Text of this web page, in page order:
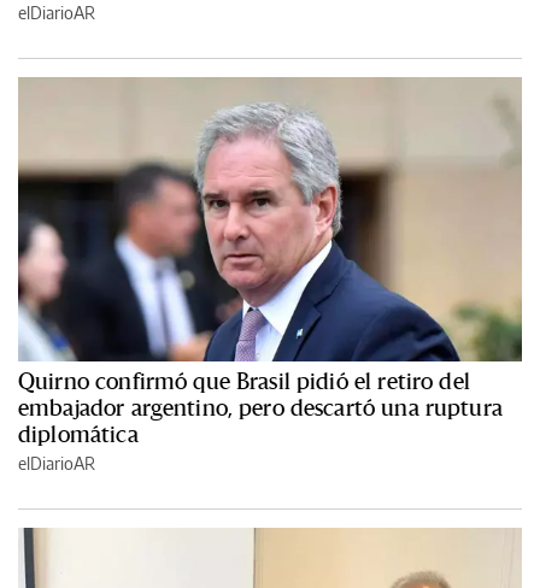
elDiarioAR
Quirno confirmó que Brasil pidió el retiro del
embajador argentino, pero descartó una ruptura
diplomática
elDiarioAR